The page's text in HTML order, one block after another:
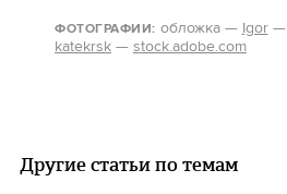
ФОТОГРАФИИ: обложка— Igor—
katekrsk — stock.adobe.com
Другие статьи по темам